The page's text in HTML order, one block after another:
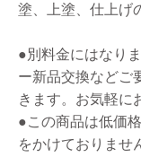
塗、上塗、仕上げ
●別料金にはなり
ー新品交換などご
きます。お気軽に
●この商品は低価
をかけておりませ